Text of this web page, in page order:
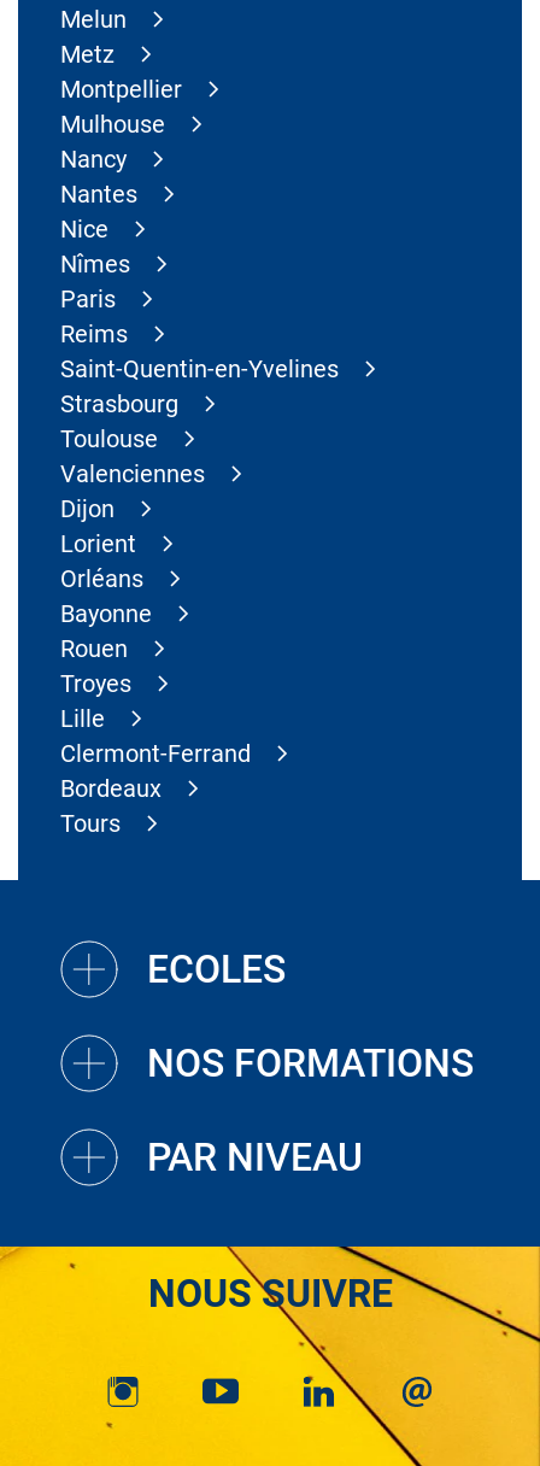
Melun
Metz
Montpellier
Mulhouse
Nancy
Nantes
Nice
Nîmes
Paris
Reims
Saint-Quentin-en-Yvelines
Strasbourg
Toulouse
Valenciennes
Dijon
Lorient
Orléans
Bayonne
Rouen
Troyes
Lille
Clermont-Ferrand
Bordeaux
Tours
ECOLES
NOS FORMATIONS
PAR NIVEAU
NOUS SUIVRE